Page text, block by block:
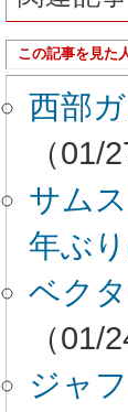
この記事を見た
西部
（01/
サム
年ぶ
ベク
（01/
ジャ